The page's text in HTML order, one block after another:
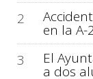
2
en la
3
El
a dos